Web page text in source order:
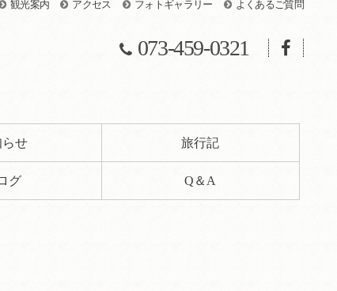
観光案内 アクセス フォトギャラリー よくあるご質問
073-459-0321
らせ 旅行記
グ Q＆A